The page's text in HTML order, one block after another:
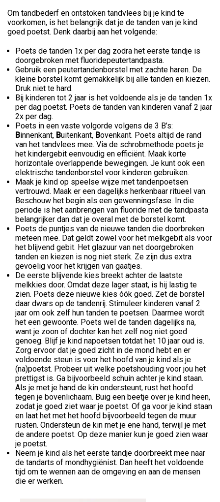
Om tandbederf en ontstoken tandvlees bij je kind te
voorkomen, is het belangrijk dat je de tanden van je kind
goed poetst. Denk daarbij aan het volgende:
Poets de tanden 1x per dag zodra het eerste tandje is
doorgebroken met fluoridepeutertandpasta.
Gebruik een peutertandenborstel met zachte haren. De
kleine borstel komt gemakkelijk bij alle tanden en kiezen.
Druk niet te hard.
Bij kinderen tot 2 jaar is het voldoende als je de tanden 1x
per dag poetst. Poets de tanden van kinderen vanaf 2 jaar
2x per dag.
Poets in een vaste volgorde volgens de 3 B’s:
Binnenkant, Buitenkant, Bovenkant. Poets altijd de rand
van het tandvlees mee. Via de schrobmethode poets je
het kindergebit eenvoudig en efficiënt. Maak korte
horizontale overlappende bewegingen. Je kunt ook een
elektrische tandenborstel voor kinderen gebruiken.
Maak je kind op speelse wijze met tandenpoetsen
vertrouwd. Maak er een dagelijks herkenbaar ritueel van.
Beschouw het begin als een gewenningsfase. In die
periode is het aanbrengen van fluoride met de tandpasta
belangrijker dan dat je overal met de borstel komt.
Poets de puntjes van de nieuwe tanden die doorbreken
meteen mee. Dat geldt zowel voor het melkgebit als voor
het blijvend gebit. Het glazuur van net doorgebroken
tanden en kiezen is nog niet sterk. Ze zijn dus extra
gevoelig voor het krijgen van gaatjes.
De eerste blijvende kies breekt achter de laatste
melkkies door. Omdat deze lager staat, is hij lastig te
zien. Poets deze nieuwe kies óók goed. Zet de borstel
daar dwars op de tandenrij. Stimuleer kinderen vanaf 2
jaar om ook zelf hun tanden te poetsen. Daarmee wordt
het een gewoonte. Poets wel de tanden dagelijks na,
want je zoon of dochter kan het zelf nog niet goed
genoeg. Blijf je kind napoetsen totdat het 10 jaar oud is.
Zorg ervoor dat je goed zicht in de mond hebt en er
voldoende steun is voor het hoofd van je kind als je
(na)poetst. Probeer uit welke poetshouding voor jou het
prettigst is. Ga bijvoorbeeld schuin achter je kind staan.
Als je met je hand de kin ondersteunt, rust het hoofd
tegen je bovenlichaam. Buig een beetje over je kind heen,
zodat je goed ziet waar je poetst. Of ga voor je kind staan
en laat het met het hoofd bijvoorbeeld tegen de muur
rusten. Ondersteun de kin met je ene hand, terwijl je met
de andere poetst. Op deze manier kun je goed zien waar
je poetst.
Neem je kind als het eerste tandje doorbreekt mee naar
de tandarts of mondhygiënist. Dan heeft het voldoende
tijd om te wennen aan de omgeving en aan de mensen
die er werken.